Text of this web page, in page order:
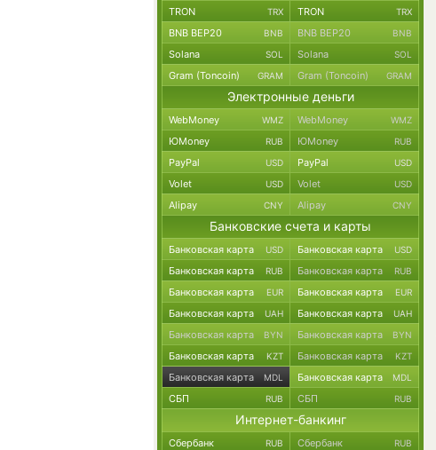
TRON TRX TRON TRX
BNB BEP20 BNB BNB BEP20 BNB
Solana SOL Solana SOL
Gram (Toncoin) GRAM Gram (Toncoin) GRAM
Электронные деньги
WebMoney WMZ WebMoney WMZ
ЮMoney RUB ЮMoney RUB
PayPal USD PayPal USD
Volet USD Volet USD
Alipay CNY Alipay CNY
Банковские счета и карты
Банковская карта USD Банковская карта USD
Банковская карта RUB Банковская карта RUB
Банковская карта EUR Банковская карта EUR
Банковская карта UAH Банковская карта UAH
Банковская карта BYN Банковская карта BYN
Банковская карта KZT Банковская карта KZT
Банковская карта MDL Банковская карта MDL
СБП RUB СБП RUB
Интернет-банкинг
Сбербанк RUB Сбербанк RUB